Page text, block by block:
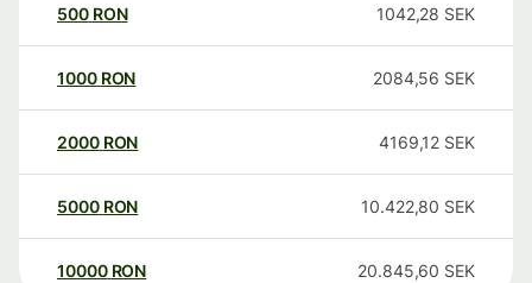
500 RON 1042,28 SEK
1000 RON 2084,56 SEK
2000 RON 4169,12 SEK
5000 RON 10.422,80 SEK
10000 RON 20.845,60 SEK